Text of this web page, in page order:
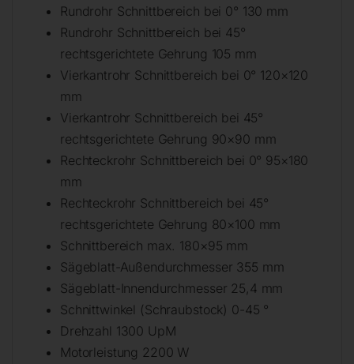
Rundrohr Schnittbereich bei 0° 130 mm
Rundrohr Schnittbereich bei 45°
rechtsgerichtete Gehrung 105 mm
Vierkantrohr Schnittbereich bei 0° 120×120
mm
Vierkantrohr Schnittbereich bei 45°
rechtsgerichtete Gehrung 90×90 mm
Rechteckrohr Schnittbereich bei 0° 95×180
mm
Rechteckrohr Schnittbereich bei 45°
rechtsgerichtete Gehrung 80×100 mm
Schnittbereich max. 180×95 mm
Sägeblatt-Außendurchmesser 355 mm
Sägeblatt-Innendurchmesser 25,4 mm
Schnittwinkel (Schraubstock) 0-45 °
Drehzahl 1300 UpM
Motorleistung 2200 W